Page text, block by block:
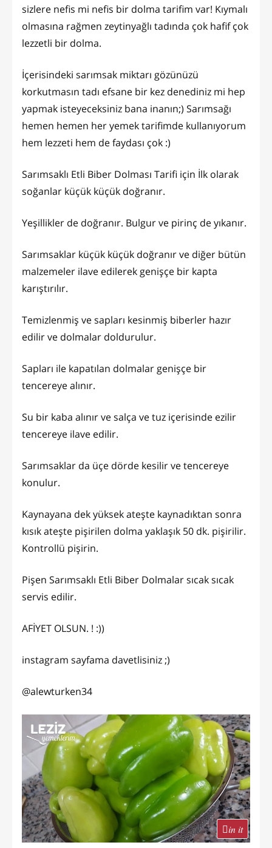
sizlere nefis mi nefis bir dolma tarifim var! Kıymalı
olmasına rağmen zeytinyağlı tadında çok hafif çok
lezzetli bir dolma.
İçerisindeki sarımsak miktarı gözünüzü
korkutmasın tadı efsane bir kez denediniz mi hep
yapmak isteyeceksiniz bana inanın;) Sarımsağı
hemen hemen her yemek tarifimde kullanıyorum
hem lezzeti hem de faydası çok :)
Sarımsaklı Etli Biber Dolması Tarifi için İlk olarak
soğanlar küçük küçük doğranır.
Yeşillikler de doğranır. Bulgur ve pirinç de yıkanır.
Sarımsaklar küçük küçük doğranır ve diğer bütün
malzemeler ilave edilerek genişçe bir kapta
karıştırılır.
Temizlenmiş ve sapları kesinmiş biberler hazır
edilir ve dolmalar doldurulur.
Sapları ile kapatılan dolmalar genişçe bir
tencereye alınır.
Su bir kaba alınır ve salça ve tuz içerisinde ezilir
tencereye ilave edilir.
Sarımsaklar da üçe dörde kesilir ve tencereye
konulur.
Kaynayana dek yüksek ateşte kaynadıktan sonra
kısık ateşte pişirilen dolma yaklaşık 50 dk. pişirilir.
Kontrollü pişirin.
Pişen Sarımsaklı Etli Biber Dolmalar sıcak sıcak
servis edilir.
AFİYET OLSUN. ! :))
instagram sayfama davetlisiniz ;)
@alewturken34
in it